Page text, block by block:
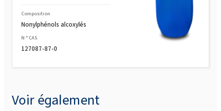
Composition
Nonylphénols alcoxylés
N ° CAS.
127087-87-0
Voir également